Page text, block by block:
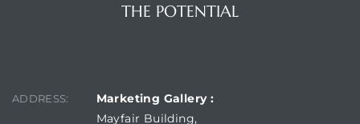
THE POTENTIAL
ADDRESS:
Marketing Gallery :
Mayfair Building,